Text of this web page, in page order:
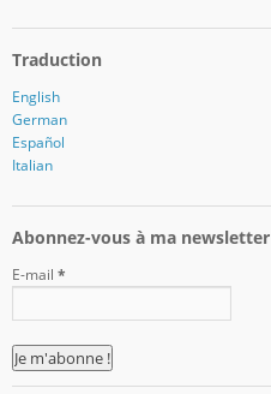
Traduction
English
German
Español
Italian
Abonnez-vous à ma newsletter
E-mail *